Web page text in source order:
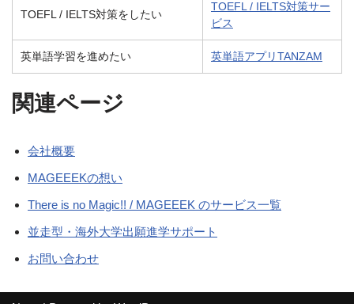
TOEFL / IELTS対策をしたい
TOEFL / IELTS対策サー
ビス
英単語学習を進めたい 英単語アプリTANZAM
関連ページ
会社概要
MAGEEEKの想い
There is no Magic!! / MAGEEEK のサービス一覧
並走型・海外大学出願進学サポート
お問い合わせ